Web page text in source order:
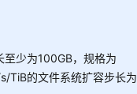
少为100GB，规格为
的文件系统扩容步长为